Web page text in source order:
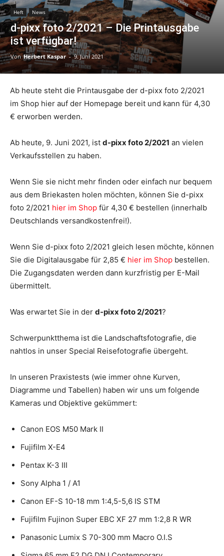
Heft News
d-pixx foto 2/2021 – Die Printausgabe
ist verfügbar!
Von Herbert Kaspar - 9. Juni 2021
Ab heute steht die Printausgabe der d-pixx foto 2/2021
im Shop hier auf der Homepage bereit und kann für 4,30
€ erworben werden.
Ab heute, 9. Juni 2021, ist d-pixx foto 2/2021 an vielen
Verkaufsstellen zu haben.
Wenn Sie sie nicht mehr finden oder einfach nur bequem
aus dem Briekasten holen möchten, können Sie d-pixx
foto 2/2021 hier im Shop für 4,30 € bestellen (innerhalb
Deutschlands versandkostenfrei!).
Wenn Sie d-pixx foto 2/2021 gleich lesen möchte, können
Sie die Digitalausgabe für 2,85 € hier im Shop bestellen.
Die Zugangsdaten werden dann kurzfristig per E-Mail
übermittelt.
Was erwartet Sie in der d-pixx foto 2/2021?
Schwerpunktthema ist die Landschaftsfotografie, die
nahtlos in unser Special Reisefotografie übergeht.
In unseren Praxistests (wie immer ohne Kurven,
Diagramme und Tabellen) haben wir uns um folgende
Kameras und Objektive gekümmert:
Canon EOS M50 Mark II
Fujifilm X-E4
Pentax K-3 III
Sony Alpha 1 / A1
Canon EF-S 10-18 mm 1:4,5-5,6 IS STM
Fujifilm Fujinon Super EBC XF 27 mm 1:2,8 R WR
Panasonic Lumix S 70-300 mm Macro O.I.S